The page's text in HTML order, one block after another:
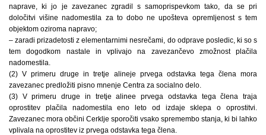
naprave, ki jo je zavezanec zgradil s samoprispevkom tako, da se pri
določitvi višine nadomestila za to dobo ne upošteva opremljenost s tem
objektom oziroma napravo;
– zaradi prizadetosti z elementarnimi nesrečami, do odprave posledic, ki so s
tem dogodkom nastale in vplivajo na zavezančevo zmožnost plačila
nadomestila.
(2) V primeru druge in tretje alineje prvega odstavka tega člena mora
zavezanec predložiti pisno mnenje Centra za socialno delo.
(3) V primeru druge in tretje alinee prvega odstavka tega člena traja
oprostitev plačila nadomestila eno leto od izdaje sklepa o oprostitvi.
Zavezanec mora občini Cerklje sporočiti vsako spremembo stanja, ki bi lahko
vplivala na oprostitev iz prvega odstavka tega člena.